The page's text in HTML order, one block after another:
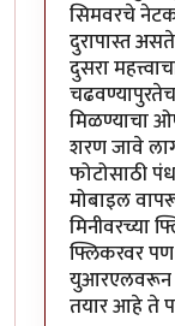
सिमवरचे
दुरापास्त
दुसरा
मिळण्याचा
शरण जावे
फोटोसाठी
मोबाइल
मिनीवरच्या
फ्लिकरवर
युआरएलवरून
तयार आहे ते